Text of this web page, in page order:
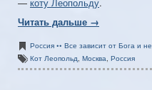
Читать дальше →
Россия •• Все зависит от Бога и
Кот Леопольд, Москва, Россия